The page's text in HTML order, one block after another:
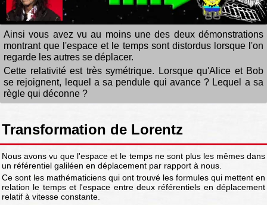
Ainsi vous avez vu au moins une des deux démonstrations
montrant que l'espace et le temps sont distordus lorsque l'on
regarde les autres se déplacer.
Cette relativité est très symétrique. Lorsque qu'Alice et Bob
se rejoignent, lequel a sa pendule qui avance ? Lequel a sa
règle qui déconne ?
Transformation de Lorentz
Nous avons vu que l'espace et le temps ne sont plus les mêmes dans
un référentiel galiléen en déplacement par rapport à nous.
Ce sont les mathématiciens qui ont trouvé les formules qui mettent en
relation le temps et l'espace entre deux référentiels en déplacement
relatif à vitesse constante.